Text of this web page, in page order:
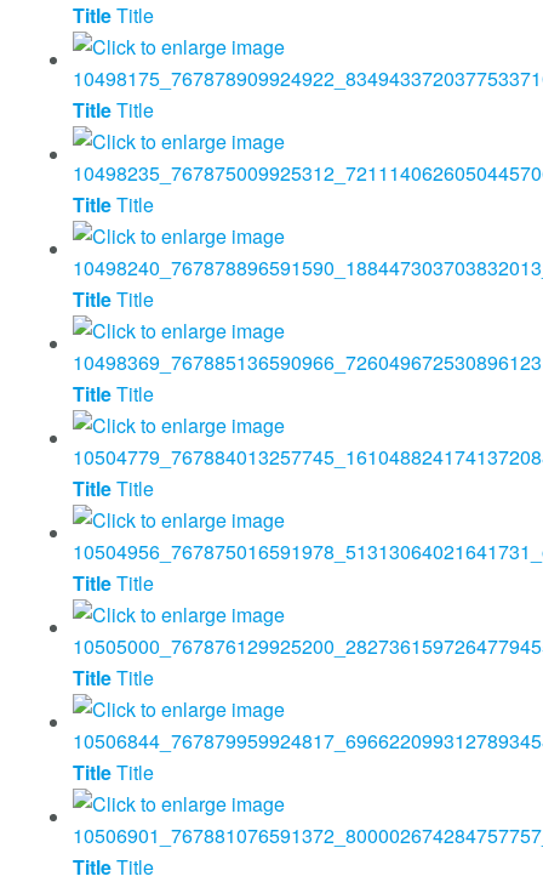
TitleTitle
TitleTitle
TitleTitle
TitleTitle
TitleTitle
TitleTitle
TitleTitle
TitleTitle
TitleTitle
TitleTitle